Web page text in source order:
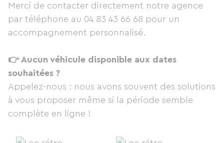
Merci de contacter directement notre agence
par téléphone au 04 83 43 66 68 pour un
accompagnement personnalisé.
👉 Aucun véhicule disponible aux dates
souhaitées ?
Appelez-nous : nous avons souvent des solutions
à vous proposer même si la période semble
complète en ligne !